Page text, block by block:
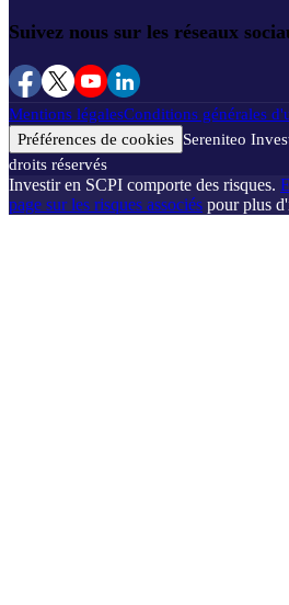
Suivez nous sur les réseaux
Mentions légalesConditions générales
Préférences de cookies Sereniteo
droits réservés
Investir en SCPI comporte des risques.
page sur les risques associés pour plus